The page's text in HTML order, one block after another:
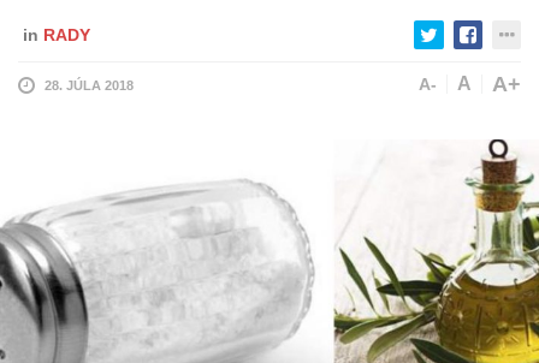
in RADY
28. JÚLA 2018 A- A A+